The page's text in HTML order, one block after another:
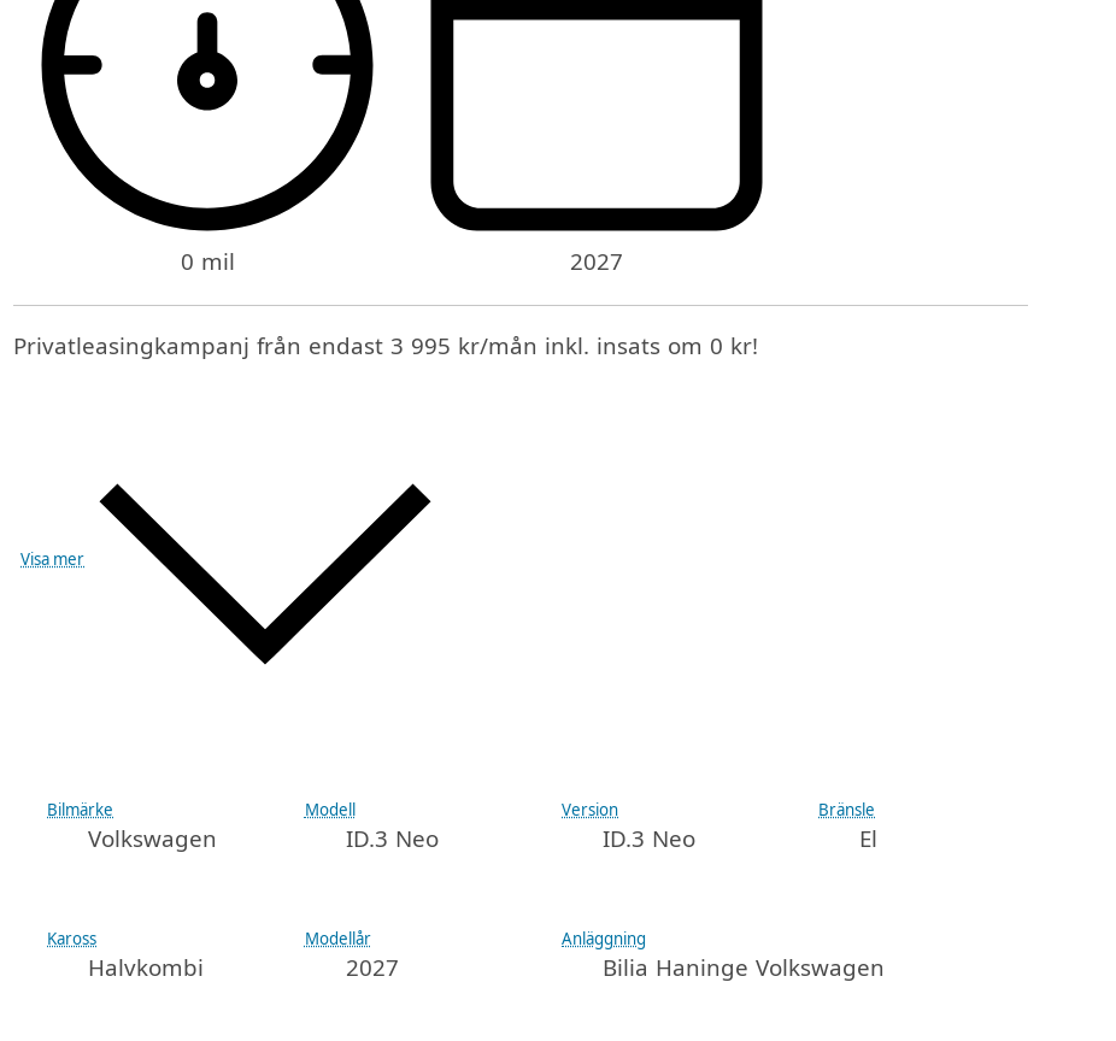
0 mil 2027
Privatleasingkampanj från endast 3 995 kr/mån inkl. insats om 0 kr!
Visa mer
Bilmärke
Volkswagen
Modell
ID.3 Neo
Version
ID.3 Neo
Bränsle
El
Kaross
Halvkombi
Modellår
2027
Anläggning
Bilia Haninge Volkswagen